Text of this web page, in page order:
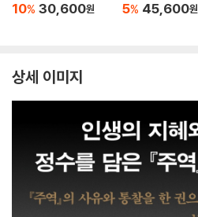
10% 30,600원 5% 45,600원
상세 이미지